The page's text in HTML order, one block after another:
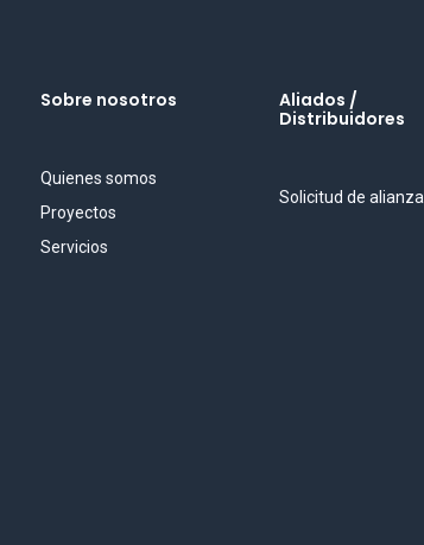
Sobre nosotros
Quienes somos
Proyectos
Servicios
Aliados /
Distribuidores
Solicitud de alianza